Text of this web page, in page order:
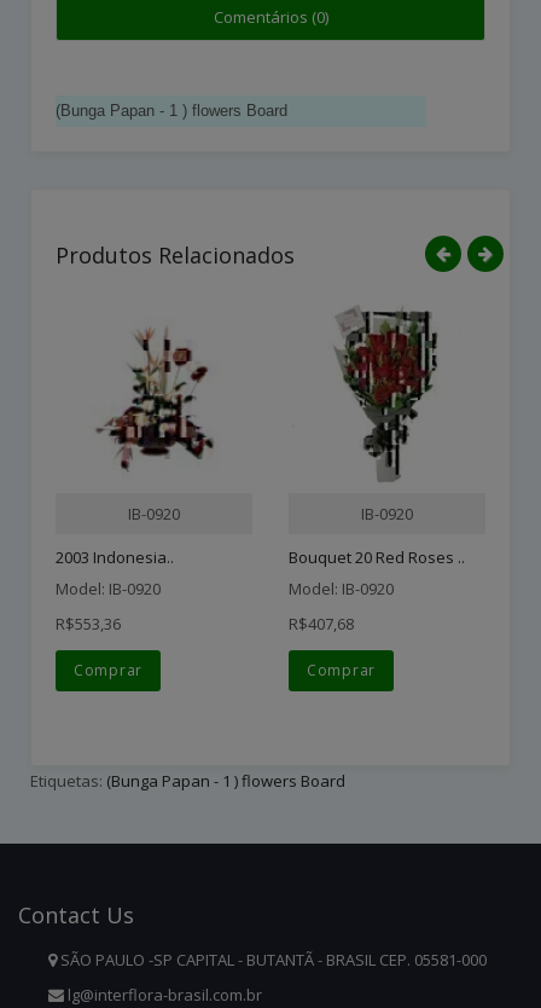
Comentários (0)
(Bunga Papan - 1 ) flowers Board
Produtos Relacionados
IB-0920
2003 Indonesia..
Model: IB-0920
R$553,36
Comprar
IB-0920
Bouquet 20 Red Roses ..
Model: IB-0920
R$407,68
Comprar
Etiquetas: (Bunga Papan - 1 ) flowers Board
Contact Us
SÃO PAULO -SP CAPITAL - BUTANTÃ - BRASIL CEP. 05581-000
lg@interflora-brasil.com.br